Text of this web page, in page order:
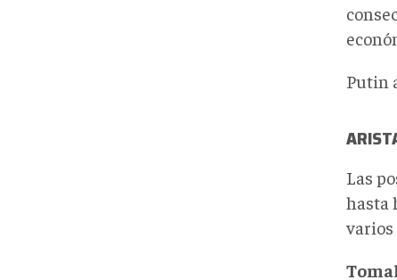
Putin
Las
hasta